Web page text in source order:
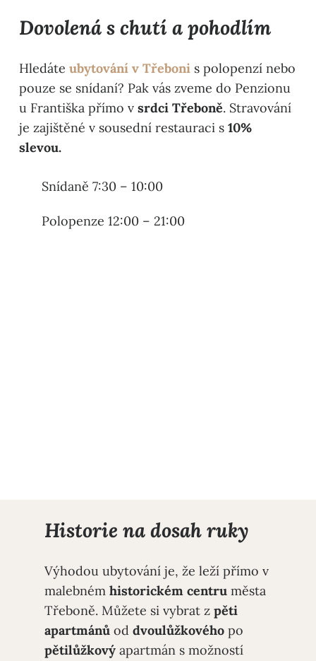
Dovolená s chutí a pohodlím
Hledáte ubytování v Třeboni s polopenzí nebo
pouze se snídaní? Pak vás zveme do Penzionu
u Františka přímo v srdci Třeboně. Stravování
je zajištěné v sousední restauraci s 10%
slevou.
Snídaně 7:30 – 10:00
Polopenze 12:00 – 21:00
Historie na dosah ruky
Výhodou ubytování je, že leží přímo v
malebném historickém centru města
Třeboně. Můžete si vybrat z pěti
apartmánů od dvoulůžkového po
pětilůžkový apartmán s možností